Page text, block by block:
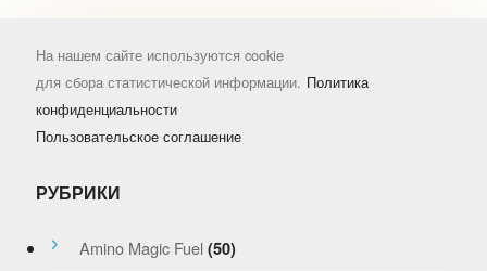
На нашем сайте используются cookie
для сбора статистической информации. Политика
конфиденциальности
Пользовательское соглашение
РУБРИКИ
Amino Magic Fuel (50)